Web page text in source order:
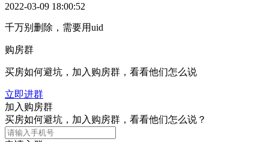
2022-03-09 18:00:52
千万别删除，需要用uid
购房群
买房如何避坑，加入购房群，看看他们怎么说
立即进群
加入购房群
买房如何避坑，加入购房群，看看他们怎么说？